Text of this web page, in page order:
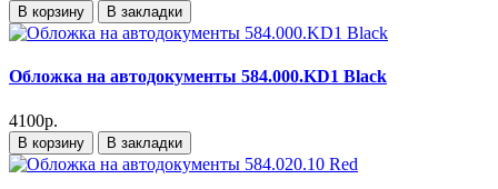
В корзину В закладки
Обложка на автодокументы 584.000.KD1 Black
4100р.
В корзину В закладки